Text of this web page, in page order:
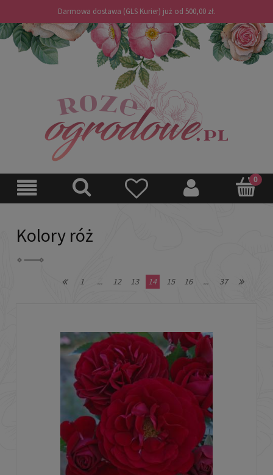
Darmowa dostawa (GLS Kurier) już od 500,00 zł.
Kolory róż
1 ... 12 13 14 15 16 ... 37